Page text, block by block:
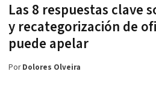
Las 8 respuestas clave
y recategorización de
puede apelar
PorDolores Olveira